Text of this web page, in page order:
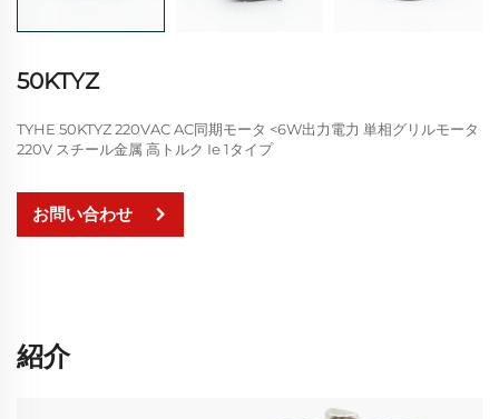
50KTYZ
TYHE 50KTYZ 220VAC AC同期モータ <6W出力電力 単相グリルモータ
220V スチール金属 高トルク Ie 1タイプ
お問い合わせ
紹介